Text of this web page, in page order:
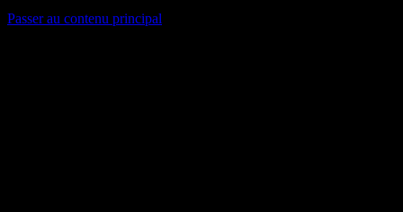
Passer au contenu principal